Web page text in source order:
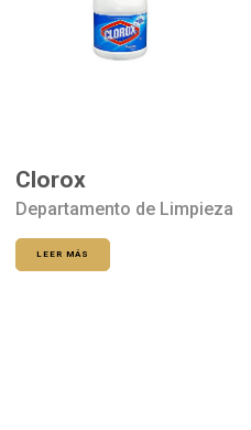
Clorox
Departamento de Limpieza
LEER MÁS